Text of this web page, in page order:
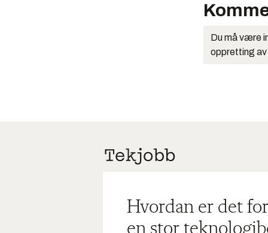
Du må være
oppretting av
Hvordan er det